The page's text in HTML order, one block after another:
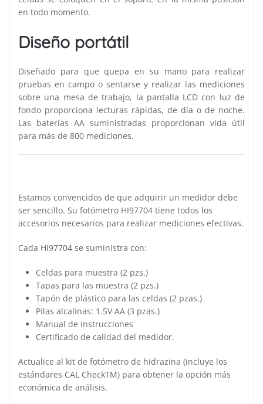
en todo momento.
Diseño portátil
Diseñado para que quepa en su mano para realizar
pruebas en campo o sentarse y realizar las mediciones
sobre una mesa de trabajo, la pantalla LCD con luz de
fondo proporciona lecturas rápidas, de día o de noche.
Las baterías AA suministradas proporcionan vida útil
para más de 800 mediciones.
Estamos convencidos de que adquirir un medidor debe
ser sencillo. Su fotómetro HI97704 tiene todos los
accesorios necesarios para realizar mediciones efectivas.
Cada HI97704 se suministra con:
Celdas para muestra (2 pzs.)
Tapas para las muestra (2 pzs.)
Tapón de plástico para las celdas (2 pzas.)
Pilas alcalinas: 1.5V AA (3 pzas.)
Manual de instrucciones
Certificado de calidad del medidor.
Actualice al kit de fotómetro de hidrazina (incluye los
estándares CAL CheckTM) para obtener la opción más
económica de análisis.